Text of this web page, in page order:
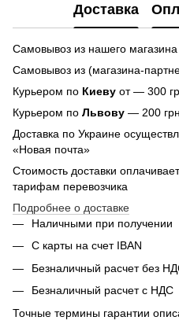
Доставка
Самовывоз из нашего магазина
Самовывоз из (магазина-
Курьером по Киеву от — 300
Курьером по Львову — 200
Доставка по Украине
«Новая почта»
Стоимость доставки
тарифам перевозчика
Подробнее о доставке
Наличными при получении
С карты на счет IBAN
Безналичный расчет без
Безналичный расчет с НДС
Точные термины гарантии